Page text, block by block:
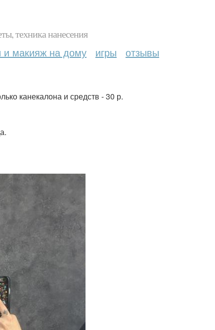
техника нанесения
и макияж на дому игры отзывы
канекалона и средств - 30 р.